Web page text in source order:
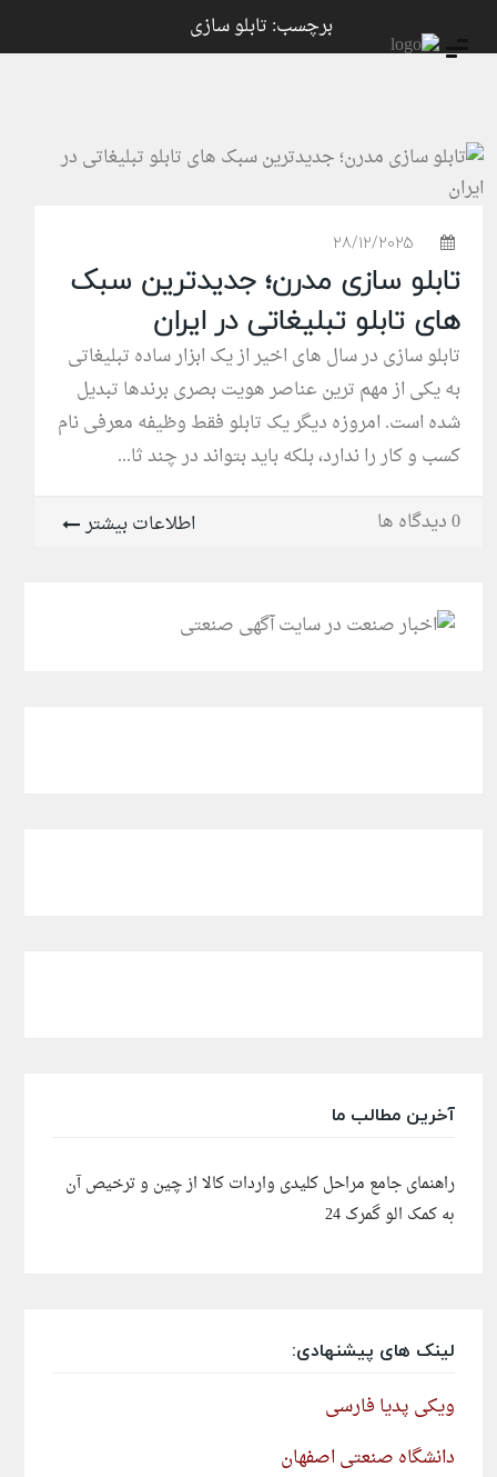
برچسب: تابلو سازی
28/12/2025
تابلو سازی مدرن؛ جدیدترین سبک‌
های تابلو تبلیغاتی در ایران
تابلو سازی در سال‌ های اخیر از یک ابزار ساده تبلیغاتی
به یکی از مهم‌ ترین عناصر هویت بصری برندها تبدیل
شده است. امروزه دیگر یک تابلو فقط وظیفه معرفی نام
کسب‌ و کار را ندارد، بلکه باید بتواند در چند ثا...
0 دیدگاه ها
اطلاعات بیشتر
آخرین مطالب ما
راهنمای جامع مراحل کلیدی واردات کالا از چین و ترخیص آن
به کمک الو گمرک 24
لینک های پیشنهادی:
ویکی پدیا فارسی
دانشگاه صنعتی اصفهان